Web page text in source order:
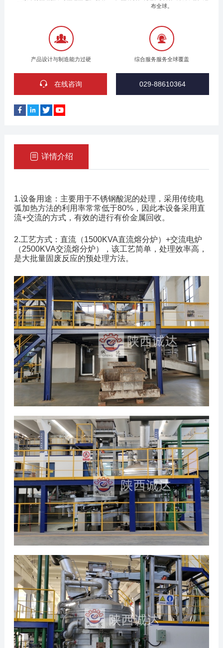
布全球。
产品设计与制造能力过硬 综合服务服务全球覆盖
在线咨询 029-88610364
详情介绍
1.设备用途：主要用于不锈钢酸泥的处理，采用传统电
弧加热方法的利用率常常低于80% ，因此本设备采用直
流+交流的方式，有效的进行有价金属回收。
2.工艺方式：直流（1500KVA直流熔分炉）+交流电炉
（2500KVA交流熔分炉），该工艺简单，处理效率高，
是大批量固废反应的预处理方法。